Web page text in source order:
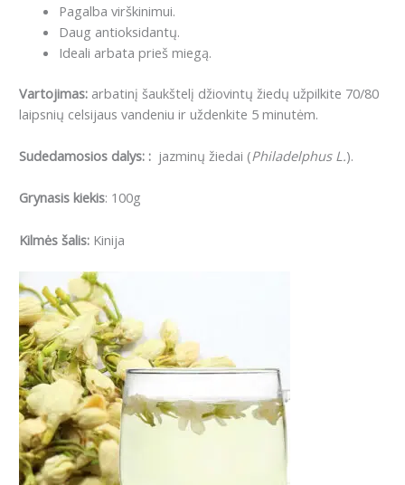
Pagalba virškinimui.
Daug antioksidantų.
Ideali arbata prieš miegą.
Vartojimas: arbatinį šaukštelį džiovintų žiedų užpilkite 70/80
laipsnių celsijaus vandeniu ir uždenkite 5 minutėm.
Sudedamosios dalys: : jazminų žiedai (Philadelphus L.).
Grynasis kiekis: 100g
Kilmės šalis: Kinija